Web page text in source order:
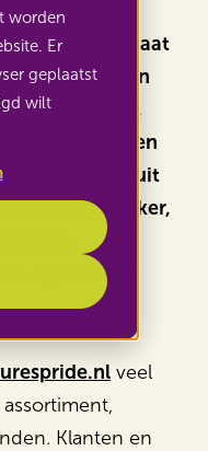
worden
Er
geplaatst
wilt
website gaat
aan
Het bedrijf,
Eat producten
230 soorten fruit
overzichtelijker,
bij-website
veel
Klanten en